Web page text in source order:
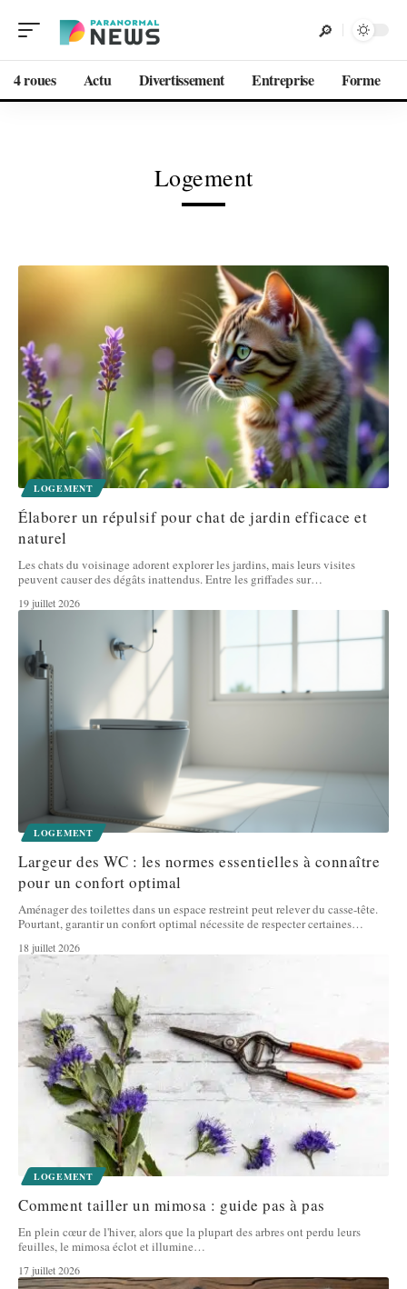
4 roues Actu Divertissement Entreprise Forme
Logement
LOGEMENT
Élaborer un répulsif pour chat de jardin efficace et
naturel
Les chats du voisinage adorent explorer les jardins, mais leurs visites
peuvent causer des dégâts inattendus. Entre les griffades sur…
19 juillet 2026
LOGEMENT
Largeur des WC : les normes essentielles à connaître
pour un confort optimal
Aménager des toilettes dans un espace restreint peut relever du casse-tête.
Pourtant, garantir un confort optimal nécessite de respecter certaines…
18 juillet 2026
LOGEMENT
Comment tailler un mimosa : guide pas à pas
En plein cœur de l'hiver, alors que la plupart des arbres ont perdu leurs
feuilles, le mimosa éclot et illumine…
17 juillet 2026